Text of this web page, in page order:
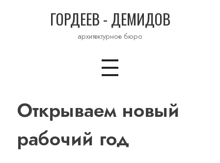
ГОРДЕЕВ - ДЕМИДОВ
архитектурное бюро
Открываем новый
рабочий год